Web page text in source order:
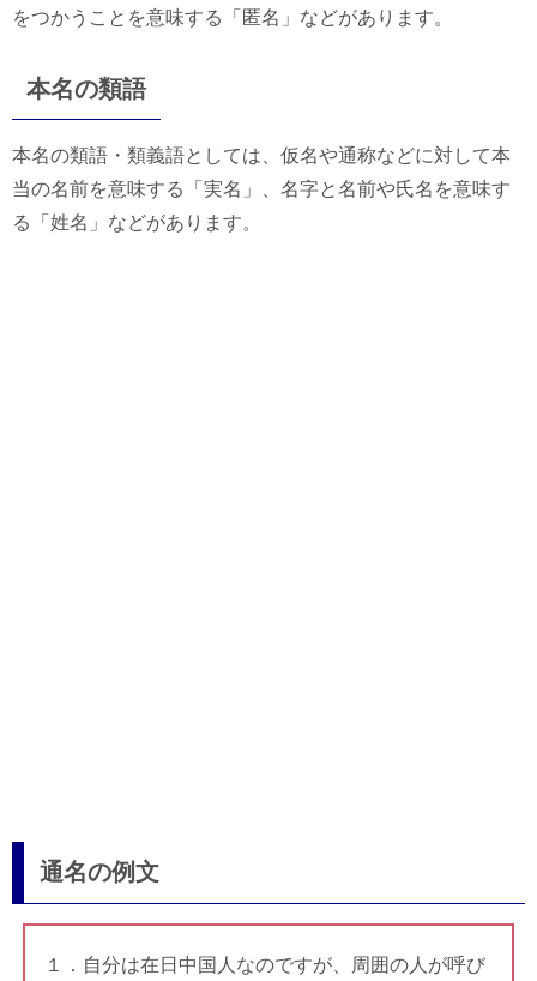
をつかうことを意味する「匿名」などがあります。
本名の類語
本名の類語・類義語としては、仮名や通称などに対して本
当の名前を意味する「実名」、名字と名前や氏名を意味す
る「姓名」などがあります。
通名の例文
１．自分は在日中国人なのですが、周囲の人が呼び